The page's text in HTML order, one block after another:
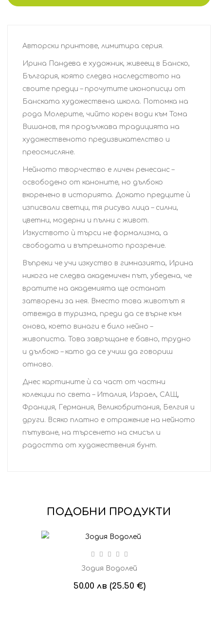
Авторски принтове, лимитира серия.
Ирина Пандева е художник, живеещ в Банско,
България, която следва наследството на
своите предци – прочутите иконописци от
Банската художествена школа. Потомка на
рода Молерите, чийто корен води към Тома
Вишанов, тя продължава традицията на
художественото предизвикателство и
преосмисляне.
Нейното творчество е личен ренесанс –
освободено от каноните, но дълбоко
вкоренено в историята. Докато предците ѝ
изписвали светци, тя рисува лица – силни,
цветни, модерни и пълни с живот.
Изкуството ѝ търси не формализма, а
свободата и вътрешното прозрение.
Въпреки че учи изкуство в гимназията, Ирина
никога не следва академичен път, убедена, че
вратите на академията ще останат
затворени за нея. Вместо това животът я
отвежда в туризма, преди да се върне към
онова, което винаги е било нейно –
живописта. Това завръщане е бавно, трудно
и дълбоко – като да се учиш да говориш
отново.
Днес картините ѝ са част от частни
колекции по света – Италия, Израел, САЩ,
Франция, Германия, Великобритания, Белгия и
други. Всяко платно е отражение на нейното
пътуване, на търсенето на смисъл и
радостта от художествения бунт.
ПОДОБНИ ПРОДУКТИ
Зодия Водолей
50.00 лв (25.50 €)